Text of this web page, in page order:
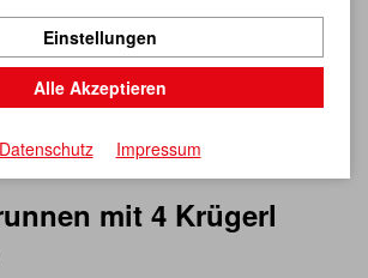
mit 4 Krügerl
Einstellungen
Alle Akzeptieren
Datenschutz Impressum